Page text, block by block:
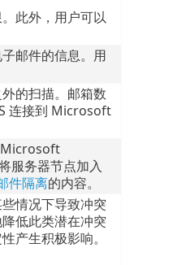
此外，用户可以
邮件的信息。用
的扫描。邮箱数
连接到 Microsoft
Microsoft
服务器节点加入
件隔离的内容。
情况下导致冲突
低此类潜在冲突
产生积极影响。